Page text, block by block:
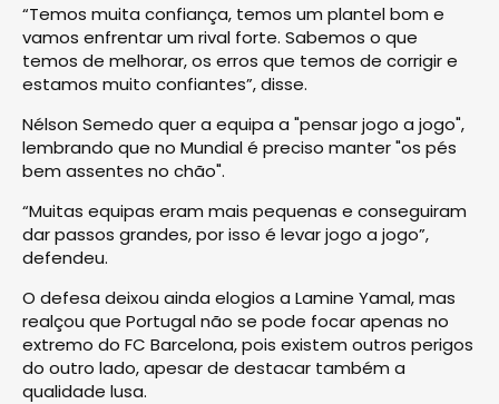
“Temos muita confiança, temos um plantel bom e
vamos enfrentar um rival forte. Sabemos o que
temos de melhorar, os erros que temos de corrigir e
estamos muito confiantes”, disse.
Nélson Semedo quer a equipa a "pensar jogo a jogo",
lembrando que no Mundial é preciso manter "os pés
bem assentes no chão".
“Muitas equipas eram mais pequenas e conseguiram
dar passos grandes, por isso é levar jogo a jogo”,
defendeu.
O defesa deixou ainda elogios a Lamine Yamal, mas
realçou que Portugal não se pode focar apenas no
extremo do FC Barcelona, pois existem outros perigos
do outro lado, apesar de destacar também a
qualidade lusa.